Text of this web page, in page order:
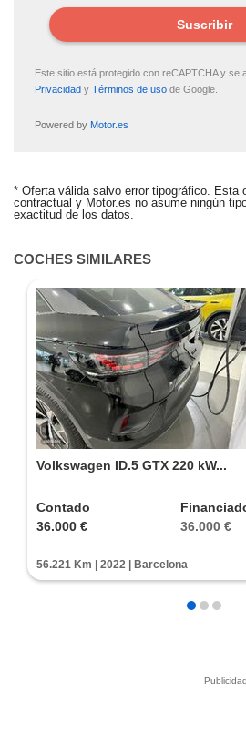
Suscribir
Este sitio está protegido con reCAPTCHA y se
Privacidad y Términos de uso de Google.
Powered by Motor.es
ALERTA CREADA
Te avisaremos si el coche baja de precio.
Tasa tu coche
* Oferta válida salvo error tipográfico. Esta
contractual y Motor.es no asume ningún
exactitud de los datos.
COCHES SIMILARES
Volkswagen ID.5 GTX 220 kW...
Contado
36.000 €
36.000 €
56.221 Km | 2022 | Barcelona